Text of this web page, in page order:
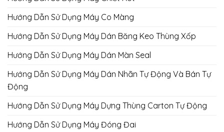
Hướng Dẫn Sử Dụng Máy Co Màng
Hướng Dẫn Sử Dụng Máy Dán Băng Keo Thùng Xốp
Hướng Dẫn Sử Dụng Máy Dán Màn Seal
Hướng Dẫn Sử Dụng Máy Dán Nhãn Tự Động Và Bán Tự
Động
Hướng Dẫn Sử Dụng Máy Dựng Thùng Carton Tự Động
Hướng Dẫn Sử Dụng Máy Đóng Đai